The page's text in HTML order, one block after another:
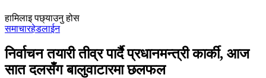
हामिलाइ पछ्याउनु होस
समाचारहेडलाईन
निर्वाचन तयारी तीव्र पार्दै प्रधानमन्त्री कार्की, आज
सात दलसँग बालुवाटारमा छलफल